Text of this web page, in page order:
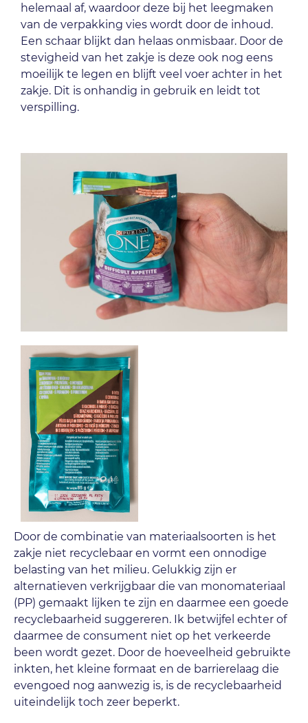
helemaal af, waardoor deze bij het leegmaken
van de verpakking vies wordt door de inhoud.
Een schaar blijkt dan helaas onmisbaar. Door de
stevigheid van het zakje is deze ook nog eens
moeilijk te legen en blijft veel voer achter in het
zakje. Dit is onhandig in gebruik en leidt tot
verspilling.
Door de combinatie van materiaalsoorten is het
zakje niet recyclebaar en vormt een onnodige
belasting van het milieu. Gelukkig zijn er
alternatieven verkrijgbaar die van monomateriaal
(PP) gemaakt lijken te zijn en daarmee een goede
recyclebaarheid suggereren. Ik betwijfel echter of
daarmee de consument niet op het verkeerde
been wordt gezet. Door de hoeveelheid gebruikte
inkten, het kleine formaat en de barrierelaag die
evengoed nog aanwezig is, is de recyclebaarheid
uiteindelijk toch zeer beperkt.